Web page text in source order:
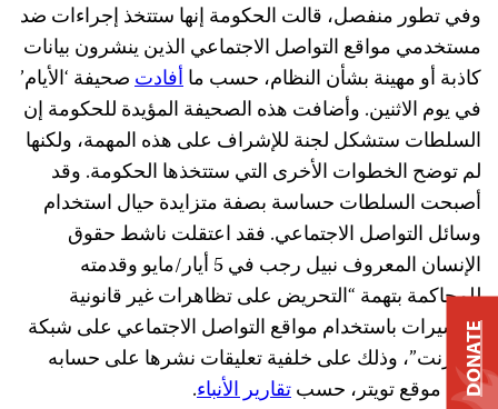
وفي تطور منفصل، قالت الحكومة إنها ستتخذ إجراءات ضد
مستخدمي مواقع التواصل الاجتماعي الذين ينشرون بيانات
كاذبة أو مهينة بشأن النظام، حسب ماأفادتصحيفة ‘الأيام’
في يوم الاثنين. وأضافت هذه الصحيفة المؤيدة للحكومة إن
السلطات ستشكل لجنة للإشراف على هذه المهمة، ولكنها
لم توضح الخطوات الأخرى التي ستتخذها الحكومة. وقد
أصبحت السلطات حساسة بصفة متزايدة حيال استخدام
وسائل التواصل الاجتماعي. فقد اعتقلت ناشط حقوق
الإنسان المعروف نبيل رجب في 5 أيار/مايو وقدمته
للمحاكمة بتهمة “التحريض على تظاهرات غير قانونية
ومسيرات باستخدام مواقع التواصل الاجتماعي على شبكة
الإنترنت”، وذلك على خلفية تعليقات نشرها على حسابه
على موقع تويتر، حسبتقارير الأنباء.
DONATE